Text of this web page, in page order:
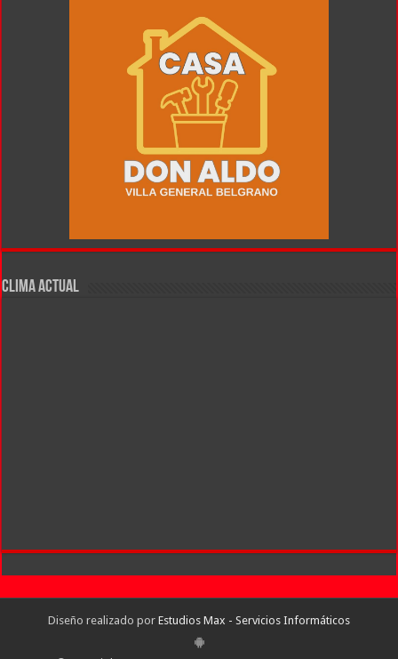
CLIMA ACTUAL
Diseño realizado por Estudios Max - Servicios Informáticos